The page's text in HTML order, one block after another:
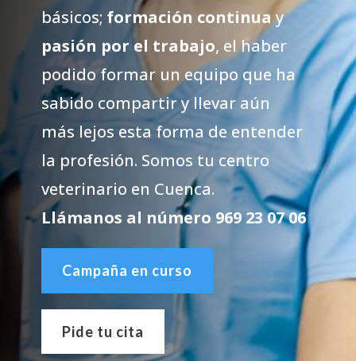
básicos; formación continuay
pasión por el trabajo, el haber
podido formar un equipo que ha
sabido compartir y llevar aún
más lejos esta forma de entender
la profesión. Somos tu centro
veterinario en Cuenca.
Llámanos al número 969 23 07 06
Campaña en curso
Pide tu cita